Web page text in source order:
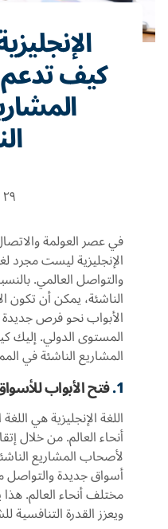
كيف تدعم
في عصر العولمة
الإنجليزية ليست مجرد
والتواصل العالمي.
الناشئة، يمكن أن تكون
الأبواب نحو فرص جديدة
المستوى الدولي. إليك
المشاريع الناشئة في
فتح الأبواب للأسواق
اللغة الإنجليزية هي
أنحاء العالم. من خلال
لأصحاب المشاريع
أسواق جديدة والتواصل
مختلف أنحاء العالم.
ويعزز القدرة التنافسية